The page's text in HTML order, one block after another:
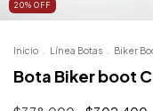
20% OFF
Inicio . Línea Botas . Biker
Bota Biker boot